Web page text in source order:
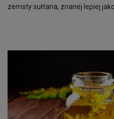
zemsty sułtana, znanej lepiej jako